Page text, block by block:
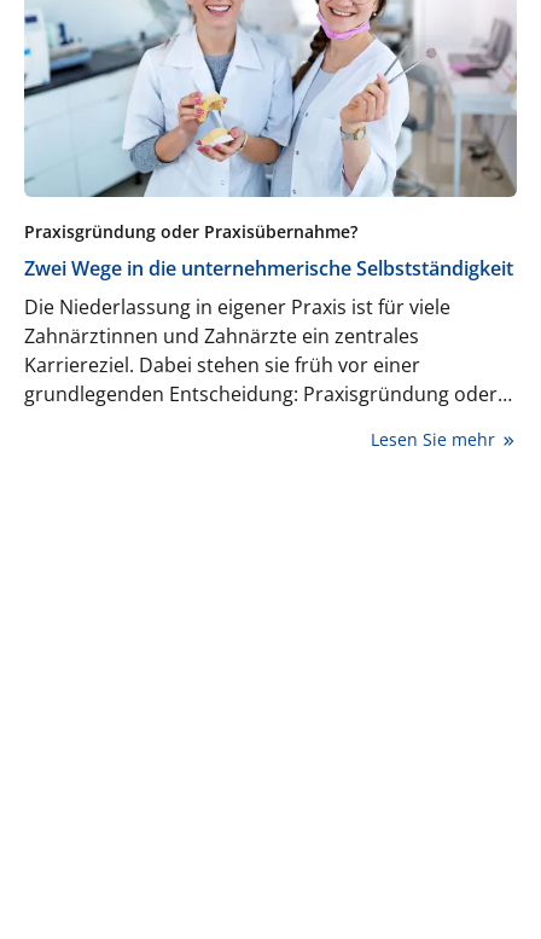
Praxisgründung oder Praxisübernahme?
Zwei Wege in die unternehmerische Selbstständigkeit
Die Niederlassung in eigener Praxis ist für viele
Zahnärztinnen und Zahnärzte ein zentrales
Karriereziel. Dabei stehen sie früh vor einer
grundlegenden Entscheidung: Praxisgründung oder
bieten Chancen, bergen jedoch auch wirtschaftliche
Lesen Sie mehr